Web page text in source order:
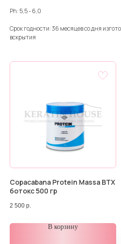
Ph: 5,5 - 6,0
Срок годности: 36 месяцев со дня
вскрытия
Copacabana Protein Massa BTX
ботокс 500 гр
2 500 р.
В корзину